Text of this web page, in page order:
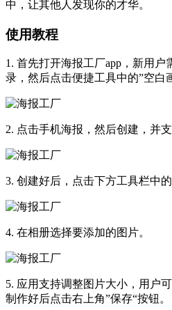
中，让其他人发现你的才华。
使用教程
1. 首先打开海报工厂app，新用户
录，然后点击便捷工具中的”空白
2. 点击手机海报，然后创建，并
3. 创建好后，点击下方工具栏中的
4. 在相册选择要添加的图片。
5. 应用支持调整图片大小，用户
制作好后点击右上角”保存“按钮。